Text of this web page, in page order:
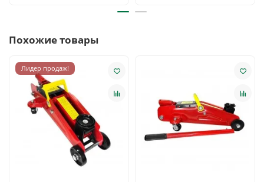
Похожие товары
Лидер продаж!